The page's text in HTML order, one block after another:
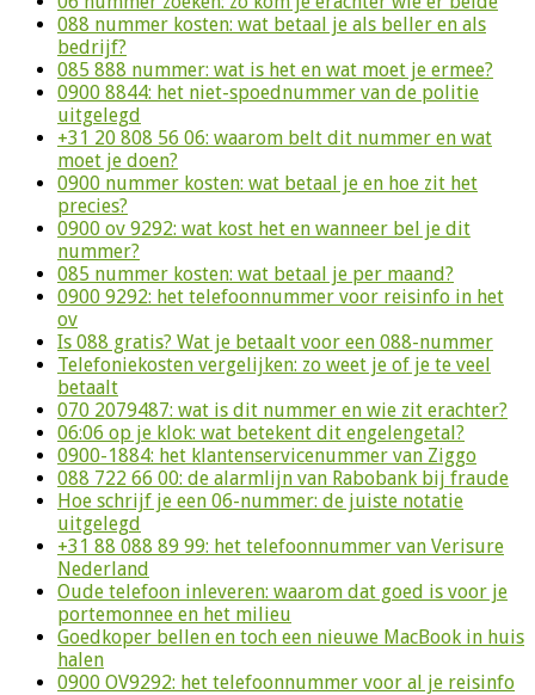
088 nummer kosten: wat betaal je als beller en als
bedrijf?
085 888 nummer: wat is het en wat moet je ermee?
0900 8844: het niet-spoednummer van de politie
uitgelegd
+31 20 808 56 06: waarom belt dit nummer en wat
moet je doen?
0900 nummer kosten: wat betaal je en hoe zit het
precies?
0900 ov 9292: wat kost het en wanneer bel je dit
nummer?
085 nummer kosten: wat betaal je per maand?
0900 9292: het telefoonnummer voor reisinfo in het
ov
Is 088 gratis? Wat je betaalt voor een 088-nummer
Telefoniekosten vergelijken: zo weet je of je te veel
betaalt
070 2079487: wat is dit nummer en wie zit erachter?
06:06 op je klok: wat betekent dit engelengetal?
0900-1884: het klantenservicenummer van Ziggo
088 722 66 00: de alarmlijn van Rabobank bij fraude
Hoe schrijf je een 06-nummer: de juiste notatie
uitgelegd
+31 88 088 89 99: het telefoonnummer van Verisure
Nederland
Oude telefoon inleveren: waarom dat goed is voor je
portemonnee en het milieu
Goedkoper bellen en toch een nieuwe MacBook in huis
halen
0900 OV9292: het telefoonnummer voor al je reisinfo